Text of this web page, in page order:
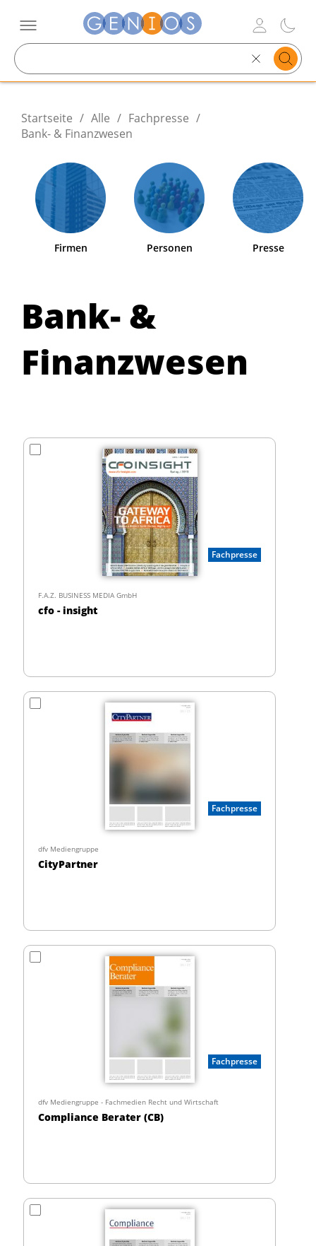
text
Startseite / Alle / Fachpresse /
Bank- & Finanzwesen
Firmen Personen Presse
Bank- &
Finanzwesen
Fachpresse
F.A.Z. BUSINESS MEDIA GmbH
cfo - insight
Fachpresse
dfv Mediengruppe
CityPartner
Fachpresse
dfv Mediengruppe - Fachmedien Recht und Wirtschaft
Compliance Berater (CB)